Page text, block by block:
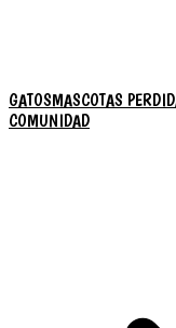
GATOSMASCOTAS
COMUNIDAD